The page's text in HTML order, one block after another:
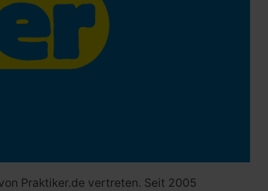
Praktiker.de vertreten. Seit 2005